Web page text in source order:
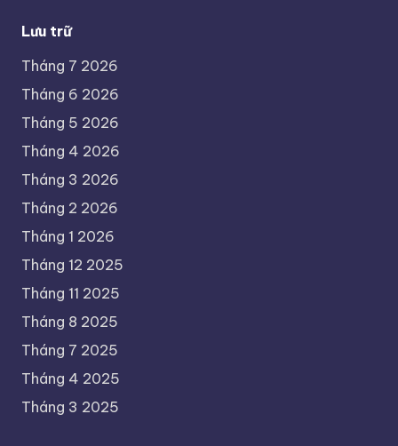
Lưu trữ
Tháng 7 2026
Tháng 6 2026
Tháng 5 2026
Tháng 4 2026
Tháng 3 2026
Tháng 2 2026
Tháng 1 2026
Tháng 12 2025
Tháng 11 2025
Tháng 8 2025
Tháng 7 2025
Tháng 4 2025
Tháng 3 2025